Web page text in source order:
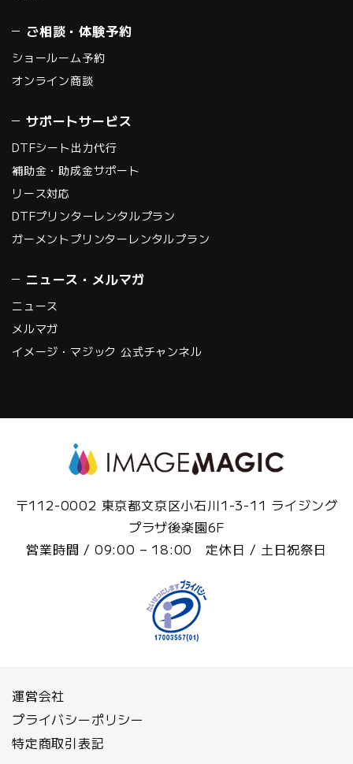
ご相談・体験予約
ショールーム予約
オンライン商談
サポートサービス
DTFシート出力代行
補助金・助成金サポート
リース対応
DTFプリンターレンタルプラン
ガーメントプリンターレンタルプラン
ニュース・メルマガ
ニュース
メルマガ
イメージ・マジック 公式チャンネル
〒112-0002 東京都文京区小石川1-3-11 ライジング
プラザ後楽園6F
営業時間 / 09:00 – 18:00 定休日 / 土日祝祭日
運営会社
プライバシーポリシー
特定商取引表記